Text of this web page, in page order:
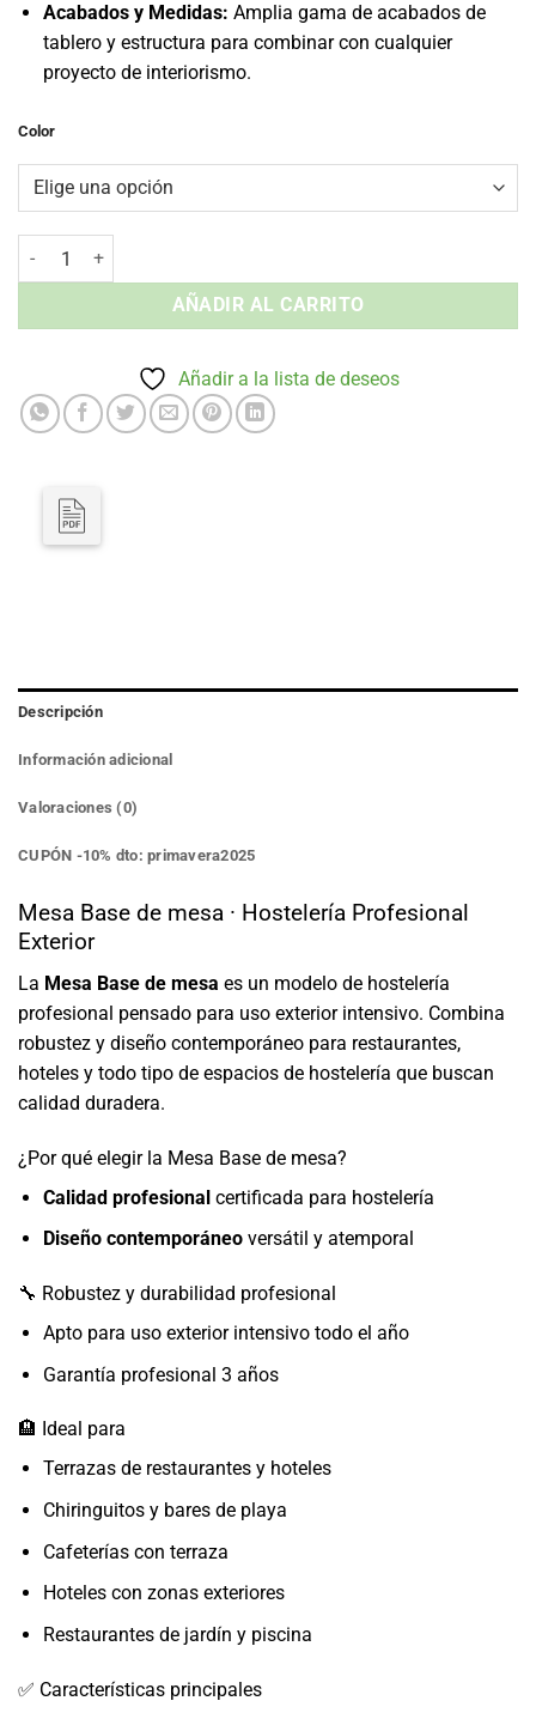
Acabados y Medidas: Amplia gama de acabados de
tablero y estructura para combinar con cualquier
proyecto de interiorismo.
Color
Base Mari-Sol Vondom - Abatible Aluminio Exterior cantidad
AÑADIR AL CARRITO
Añadir a la lista de deseos
Descripción
Información adicional
Valoraciones (0)
CUPÓN -10% dto: primavera2025
Mesa Base de mesa · Hostelería Profesional
Exterior
La Mesa Base de mesa es un modelo de hostelería
profesional pensado para uso exterior intensivo. Combina
robustez y diseño contemporáneo para restaurantes,
hoteles y todo tipo de espacios de hostelería que buscan
calidad duradera.
¿Por qué elegir la Mesa Base de mesa?
Calidad profesionalcertificada para hostelería
Diseño contemporáneoversátil y atemporal
🔧 Robustez y durabilidad profesional
Apto para uso exterior intensivo todo el año
Garantía profesional 3 años
🏨 Ideal para
Terrazas de restaurantes y hoteles
Chiringuitos y bares de playa
Cafeterías con terraza
Hoteles con zonas exteriores
Restaurantes de jardín y piscina
✅ Características principales